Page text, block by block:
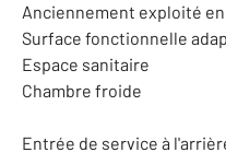
Anciennement exploité
Surface fonctionnelle
Espace sanitaire
Chambre froide
Entrée de service à